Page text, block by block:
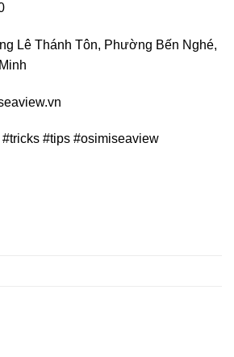
Lê Thánh Tôn, Phường Bến Nghé,
#tips #osimiseaview